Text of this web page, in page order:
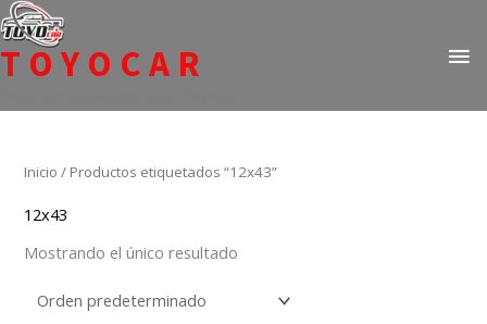
Ir
al
contenido
TOYOCAR
Inicio / Productos etiquetados “12x43”
12x43
Mostrando el único resultado